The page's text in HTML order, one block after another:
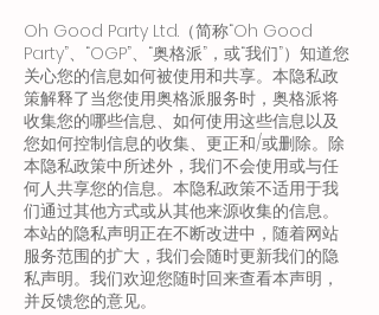
Oh Good Party Ltd.（简称“Oh Good
Party”、“OGP”、“奥格派”，或“我们”）知道您
关心您的信息如何被使用和共享。本隐私政
策解释了当您使用奥格派服务时，奥格派将
收集您的哪些信息、如何使用这些信息以及
您如何控制信息的收集、更正和/或删除。除
本隐私政策中所述外，我们不会使用或与任
何人共享您的信息。本隐私政策不适用于我
们通过其他方式或从其他来源收集的信息。
本站的隐私声明正在不断改进中，随着网站
服务范围的扩大，我们会随时更新我们的隐
私声明。我们欢迎您随时回来查看本声明，
并反馈您的意见。